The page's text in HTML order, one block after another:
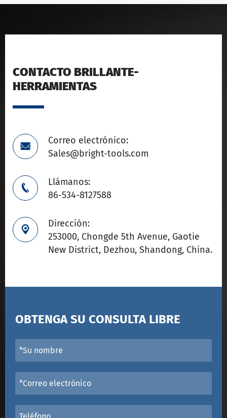
CONTACTO BRILLANTE-
HERRAMIENTAS

Correo electrónico:
Sales@bright-tools.com

Llámanos:
86-534-8127588

Dirección:
253000, Chongde 5th Avenue, Gaotie
New District, Dezhou, Shandong, China.
OBTENGA SU CONSULTA LIBRE